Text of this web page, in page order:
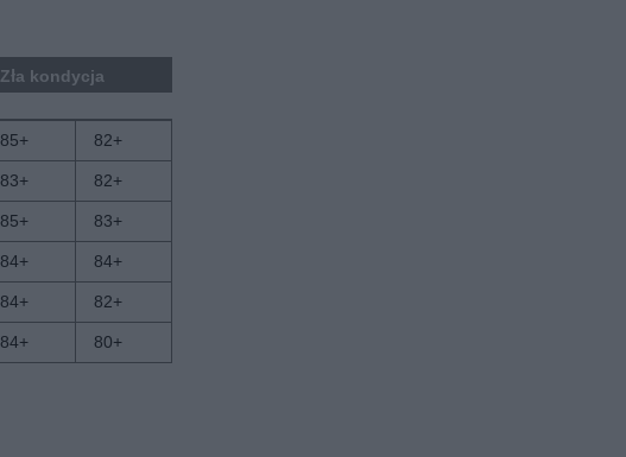
Zła kondycja
85+ 82+
83+ 82+
85+ 83+
84+ 84+
84+ 82+
84+ 80+